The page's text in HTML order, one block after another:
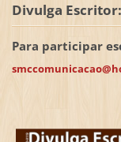
Divulga
Para participar